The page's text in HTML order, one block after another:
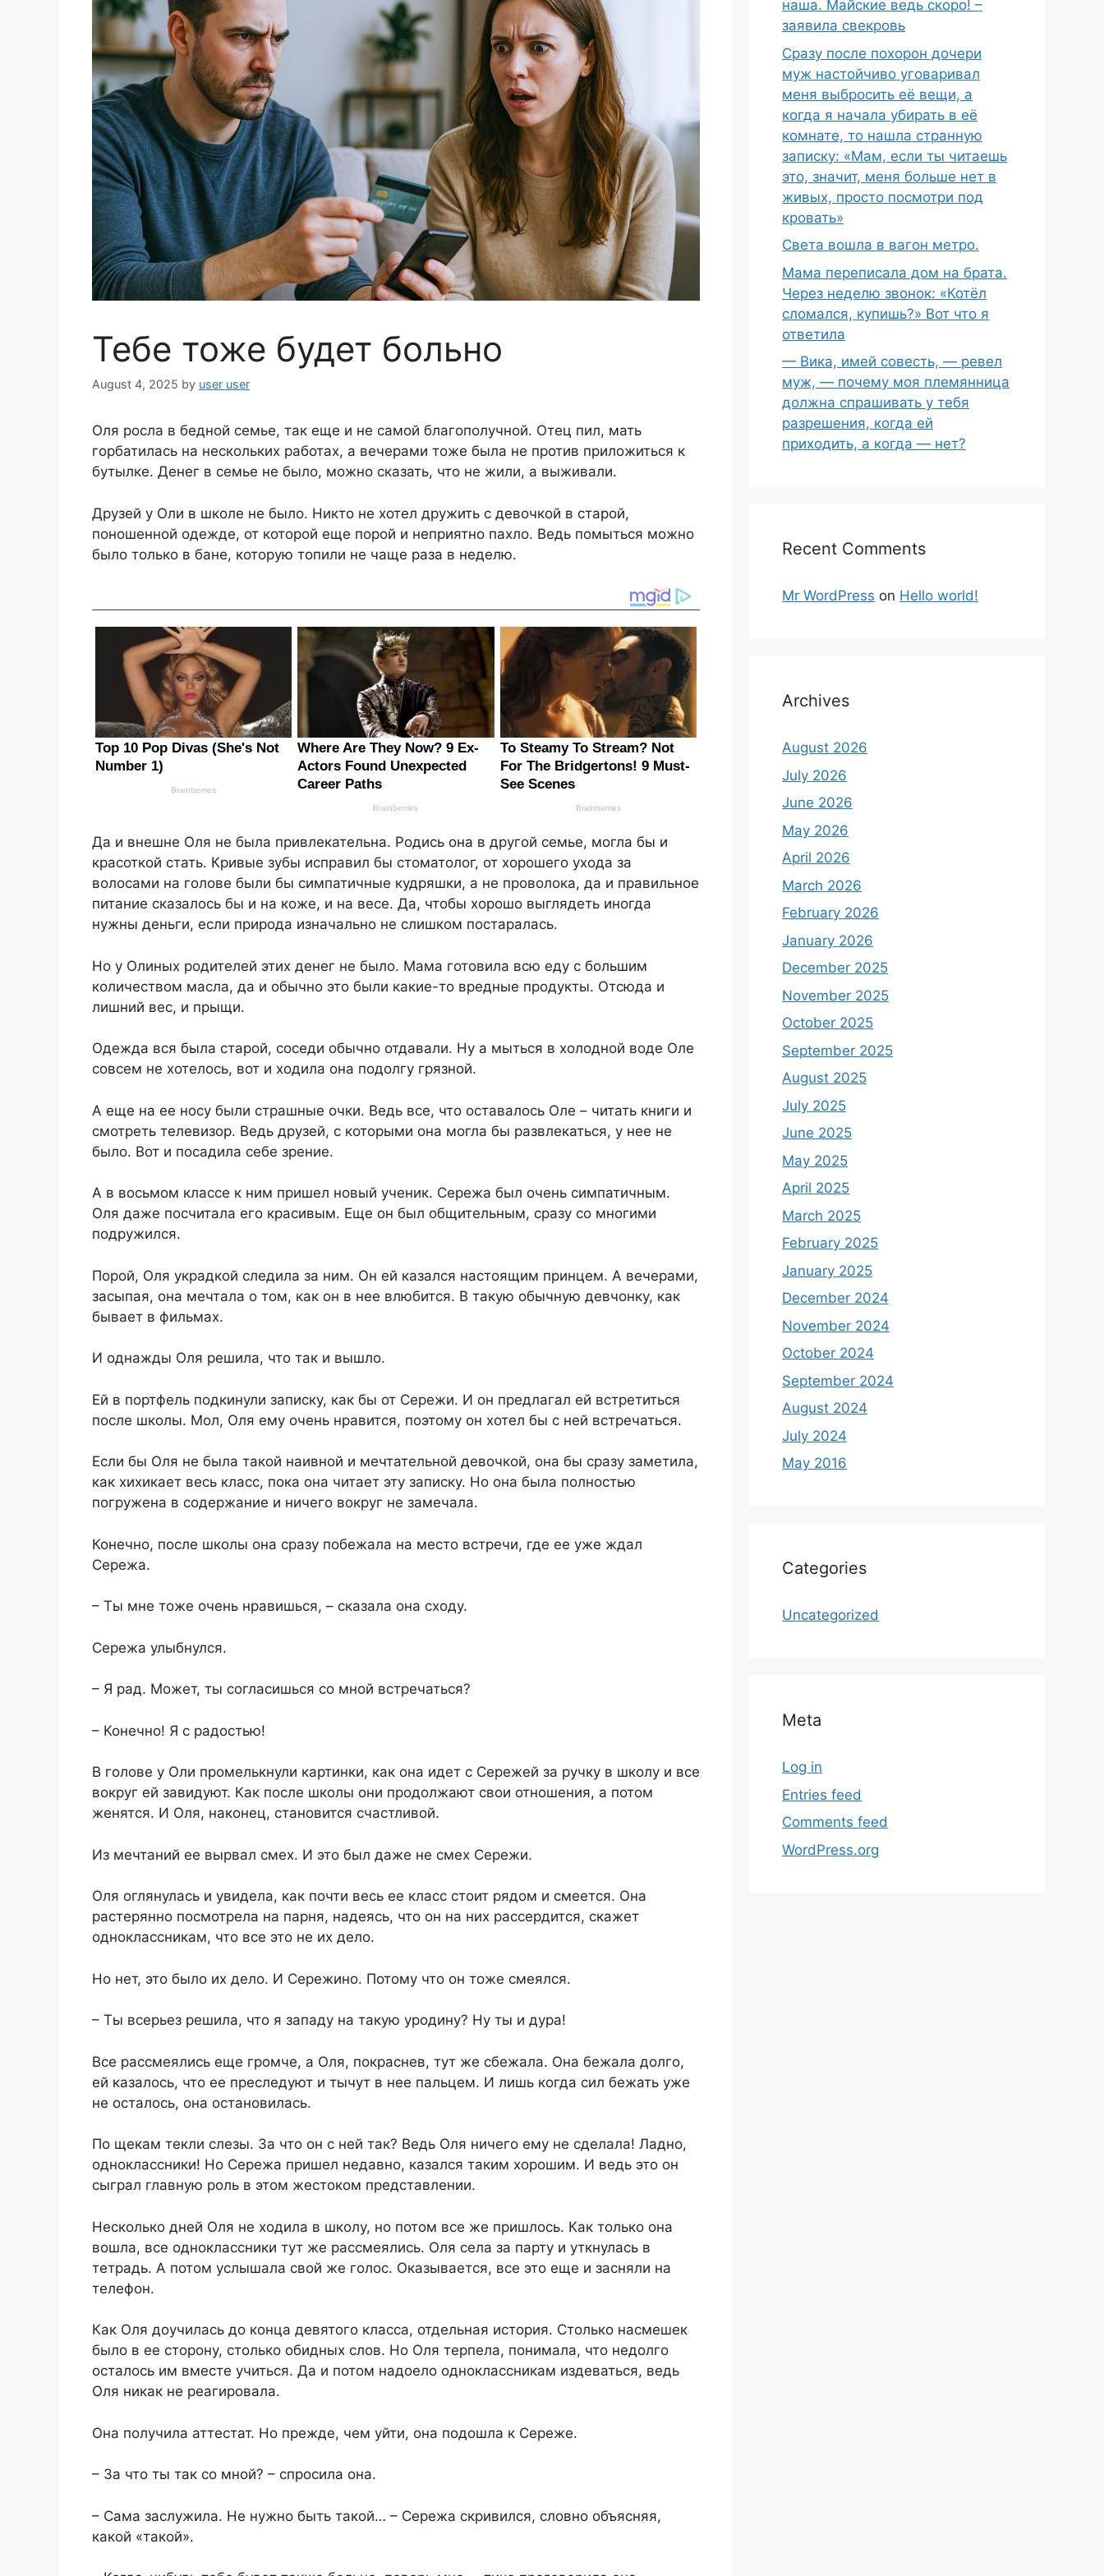
Тебе тоже будет больно
August 4, 2025 by user user
Оля росла в бедной семье, так еще и не самой благополучной. Отец пил, мать
горбатилась на нескольких работах, а вечерами тоже была не против приложиться к
бутылке. Денег в семье не было, можно сказать, что не жили, а выживали.
Друзей у Оли в школе не было. Никто не хотел дружить с девочкой в старой,
поношенной одежде, от которой еще порой и неприятно пахло. Ведь помыться можно
было только в бане, которую топили не чаще раза в неделю.
Да и внешне Оля не была привлекательна. Родись она в другой семье, могла бы и
красоткой стать. Кривые зубы исправил бы стоматолог, от хорошего ухода за
волосами на голове были бы симпатичные кудряшки, а не проволока, да и правильное
питание сказалось бы и на коже, и на весе. Да, чтобы хорошо выглядеть иногда
нужны деньги, если природа изначально не слишком постаралась.
Но у Олиных родителей этих денег не было. Мама готовила всю еду с большим
количеством масла, да и обычно это были какие-то вредные продукты. Отсюда и
лишний вес, и прыщи.
Одежда вся была старой, соседи обычно отдавали. Ну а мыться в холодной воде Оле
совсем не хотелось, вот и ходила она подолгу грязной.
А еще на ее носу были страшные очки. Ведь все, что оставалось Оле – читать книги и
смотреть телевизор. Ведь друзей, с которыми она могла бы развлекаться, у нее не
было. Вот и посадила себе зрение.
А в восьмом классе к ним пришел новый ученик. Сережа был очень симпатичным.
Оля даже посчитала его красивым. Еще он был общительным, сразу со многими
подружился.
Порой, Оля украдкой следила за ним. Он ей казался настоящим принцем. А вечерами,
засыпая, она мечтала о том, как он в нее влюбится. В такую обычную девчонку, как
бывает в фильмах.
И однажды Оля решила, что так и вышло.
Ей в портфель подкинули записку, как бы от Сережи. И он предлагал ей встретиться
после школы. Мол, Оля ему очень нравится, поэтому он хотел бы с ней встречаться.
Если бы Оля не была такой наивной и мечтательной девочкой, она бы сразу заметила,
как хихикает весь класс, пока она читает эту записку. Но она была полностью
погружена в содержание и ничего вокруг не замечала.
Конечно, после школы она сразу побежала на место встречи, где ее уже ждал
Сережа.
– Ты мне тоже очень нравишься, – сказала она сходу.
Сережа улыбнулся.
– Я рад. Может, ты согласишься со мной встречаться?
– Конечно! Я с радостью!
В голове у Оли промелькнули картинки, как она идет с Сережей за ручку в школу и все
вокруг ей завидуют. Как после школы они продолжают свои отношения, а потом
женятся. И Оля, наконец, становится счастливой.
Из мечтаний ее вырвал смех. И это был даже не смех Сережи.
Оля оглянулась и увидела, как почти весь ее класс стоит рядом и смеется. Она
растерянно посмотрела на парня, надеясь, что он на них рассердится, скажет
одноклассникам, что все это не их дело.
Но нет, это было их дело. И Сережино. Потому что он тоже смеялся.
– Ты всерьез решила, что я западу на такую уродину? Ну ты и дура!
Все рассмеялись еще громче, а Оля, покраснев, тут же сбежала. Она бежала долго,
ей казалось, что ее преследуют и тычут в нее пальцем. И лишь когда сил бежать уже
не осталось, она остановилась.
По щекам текли слезы. За что он с ней так? Ведь Оля ничего ему не сделала! Ладно,
одноклассники! Но Сережа пришел недавно, казался таким хорошим. И ведь это он
сыграл главную роль в этом жестоком представлении.
Несколько дней Оля не ходила в школу, но потом все же пришлось. Как только она
вошла, все одноклассники тут же рассмеялись. Оля села за парту и уткнулась в
тетрадь. А потом услышала свой же голос. Оказывается, все это еще и засняли на
телефон.
Как Оля доучилась до конца девятого класса, отдельная история. Столько насмешек
было в ее сторону, столько обидных слов. Но Оля терпела, понимала, что недолго
осталось им вместе учиться. Да и потом надоело одноклассникам издеваться, ведь
Оля никак не реагировала.
Она получила аттестат. Но прежде, чем уйти, она подошла к Сереже.
– За что ты так со мной? – спросила она.
– Сама заслужила. Не нужно быть такой… – Сережа скривился, словно объясняя,
какой «такой».
наша. Майские ведь скоро! –
заявила свекровь
Сразу после похорон дочери
муж настойчиво уговаривал
меня выбросить её вещи, а
когда я начала убирать в её
комнате, то нашла странную
записку: «Мам, если ты читаешь
это, значит, меня больше нет в
живых, просто посмотри под
кровать»
Света вошла в вагон метро.
Мама переписала дом на брата.
Через неделю звонок: «Котёл
сломался, купишь?» Вот что я
ответила
— Вика, имей совесть, — ревел
муж, — почему моя племянница
должна спрашивать у тебя
разрешения, когда ей
приходить, а когда — нет?
Recent Comments
Mr WordPress on Hello world!
Archives
August 2026
July 2026
June 2026
May 2026
April 2026
March 2026
February 2026
January 2026
December 2025
November 2025
October 2025
September 2025
August 2025
July 2025
June 2025
May 2025
April 2025
March 2025
February 2025
January 2025
December 2024
November 2024
October 2024
September 2024
August 2024
July 2024
May 2016
Categories
Uncategorized
Meta
Log in
Entries feed
Comments feed
WordPress.org